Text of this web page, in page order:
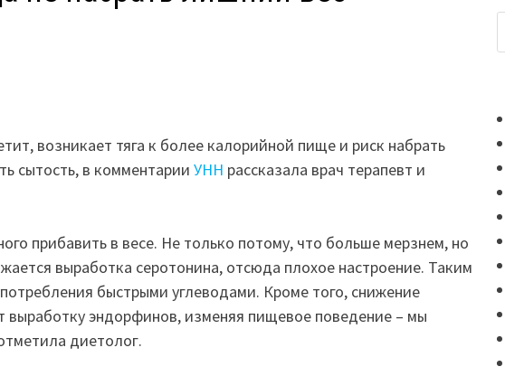
возникает тяга к более калорийной пище и риск набрать
сытость, в комментарии УНН рассказала врач терапевт и
прибавить в весе. Не только потому, что больше мерзнем, но
выработка серотонина, отсюда плохое настроение. Таким
быстрыми углеводами. Кроме того, снижение
выработку эндорфинов, изменяя пищевое поведение – мы
диетолог.